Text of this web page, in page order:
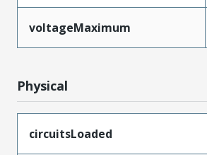
voltageMaximum
Physical
circuitsLoaded